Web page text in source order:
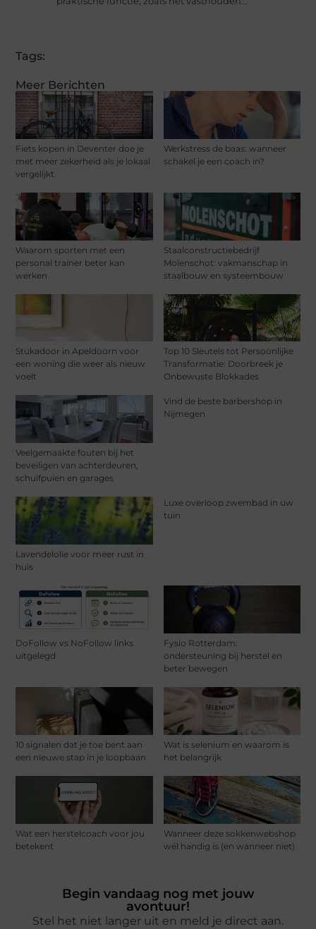
Meer Berichten
Fiets kopen in Deventer doe je
met meer zekerheid als je lokaal
vergelijkt
Werkstress de baas: wanneer
schakel je een coach in?
Waarom sporten met een
personal trainer beter kan
werken
Staalconstructiebedrijf
Molenschot: vakmanschap in
staalbouw en systeembouw
Stukadoor in Apeldoorn voor
een woning die weer als nieuw
voelt
Top 10 Sleutels tot Persoonlijke
Transformatie: Doorbreek je
Onbewuste Blokkades
Veelgemaakte fouten bij het
beveiligen van achterdeuren,
schuifpuien en garages
Vind de beste barbershop in
Nijmegen
Lavendelolie voor meer rust in
huis
Luxe overloop zwembad in uw
tuin
DoFollow vs NoFollow links
uitgelegd
Fysio Rotterdam:
ondersteuning bij herstel en
beter bewegen
10 signalen dat je toe bent aan
een nieuwe stap in je loopbaan
Wat is selenium en waarom is
het belangrijk
Wat een herstelcoach voor jou
betekent
Wanneer deze sokkenwebshop
wél handig is (en wanneer niet)
Begin vandaag nog met jouw
avontuur!
Stel het niet langer uit en meld je direct aan.
Tags: